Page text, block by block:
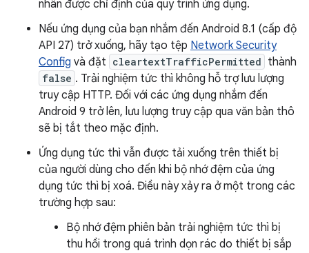
nhân được chỉ định của quy trình ứng dụng.
Nếu ứng dụng của bạn nhắm đến Android 8.1 (cấp độ
API 27) trở xuống, hãy tạo tệp Network Security
Config và đặt cleartextTrafficPermitted thành
false . Trải nghiệm tức thì không hỗ trợ lưu lượng
truy cập HTTP. Đối với các ứng dụng nhắm đến
Android 9 trở lên, lưu lượng truy cập qua văn bản thô
sẽ bị tắt theo mặc định.
Ứng dụng tức thì vẫn được tải xuống trên thiết bị
của người dùng cho đến khi bộ nhớ đệm của ứng
dụng tức thì bị xoá. Điều này xảy ra ở một trong các
trường hợp sau:
Bộ nhớ đệm phiên bản trải nghiệm tức thì bị
thu hồi trong quá trình dọn rác do thiết bị sắp